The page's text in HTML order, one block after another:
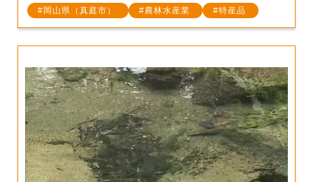
岡山県（真庭市）
農林水産業 特産品